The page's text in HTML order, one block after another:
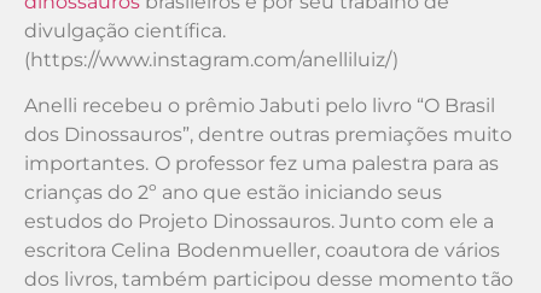
divulgação científica.
(https://www.instagram.com/anelliluiz/)
Anelli recebeu o prêmio Jabuti pelo livro “O Brasil
dos Dinossauros”, dentre outras premiações muito
importantes. O professor fez uma palestra para as
crianças do 2º ano que estão iniciando seus
estudos do Projeto Dinossauros. Junto com ele a
escritora Celina Bodenmueller, coautora de vários
dos livros, também participou desse momento tão